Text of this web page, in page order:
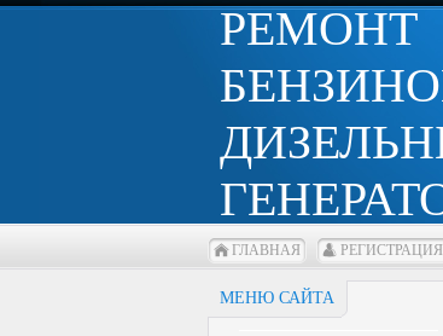
РЕМОНТ
ГЛАВНАЯ РЕГИСТРАЦИЯ
МЕНЮ САЙТА